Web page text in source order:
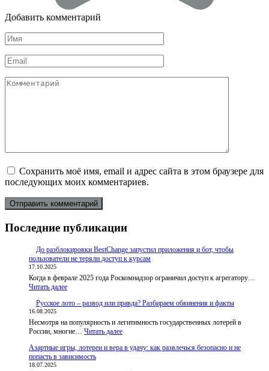
Добавить комментарий
Имя
*
Email
*
Комментарий
Сохранить моё имя, email и адрес сайта в этом браузере для
последующих моих комментариев.
Последние публикации
До разблокировки BestChange запустил приложения и бот, чтобы
пользователи не теряли доступ к курсам
17.10.2025
Когда в феврале 2025 года Роскомнадзор ограничил доступ к агрегатору…
Читать далее:
разблокировки
запустил
приложения
бот,
чтобы
Русское лото – развод или правда? Разбираем обвинения и факты
16.08.2025
Несмотря на популярность и легитимность государственных лотерей в
России, многие… Читать далее:
лото
Азартные игры, лотереи и вера в удачу: как развлечься безопасно и не
попасть в зависимость
18.07.2025